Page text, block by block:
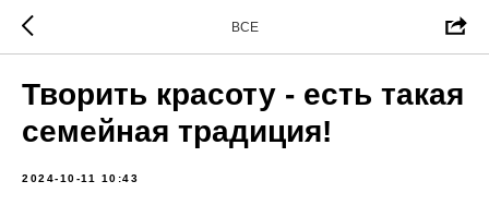
ВСЕ
Творить красоту - есть такая
семейная традиция!
2024-10-11 10:43